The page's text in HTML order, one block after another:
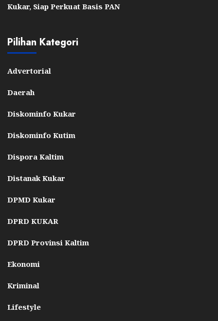
Kukar, Siap Perkuat Basis PAN
Pilihan Kategori
Advertorial
Daerah
Diskominfo Kukar
Diskominfo Kutim
Dispora Kaltim
Distanak Kukar
DPMD Kukar
DPRD KUKAR
DPRD Provinsi Kaltim
Ekonomi
Kriminal
Lifestyle